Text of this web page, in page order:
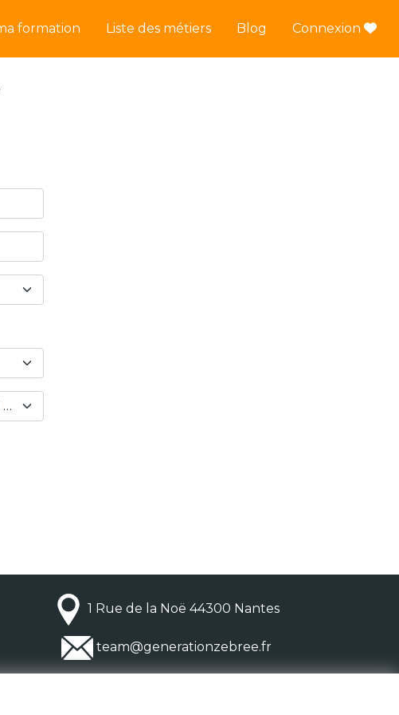
formation Liste des métiers Blog Connexion
Ta situation actuelle, si tu devais la résumer en 1 mot… *
1 Rue de la Noë 44300 Nantes
team@generationzebree.fr